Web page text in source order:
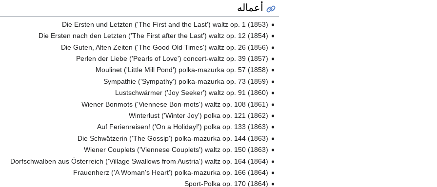
أعماله
Die Ersten und Letzten ('The First and the Last') waltz op. 1 (1853)
Die Ersten nach den Letzten ('The First after the Last') waltz op. 12 (1854)
Die Guten, Alten Zeiten ('The Good Old Times') waltz op. 26 (1856)
Perlen der Liebe ('Pearls of Love') concert-waltz op. 39 (1857)
Moulinet ('Little Mill Pond') polka-mazurka op. 57 (1858)
Sympathie ('Sympathy') polka-mazurka op. 73 (1859)
Lustschwärmer ('Joy Seeker') waltz op. 91 (1860)
Wiener Bonmots ('Viennese Bon-mots') waltz op. 108 (1861)
Winterlust ('Winter Joy') polka op. 121 (1862)
Auf Ferienreisen! ('On a Holiday!') polka op. 133 (1863)
Die Schwätzerin ('The Gossip') polka-mazurka op. 144 (1863)
Wiener Couplets ('Viennese Couplets') waltz op. 150 (1863)
Dorfschwalben aus Österreich ('Village Swallows from Austria') waltz op. 164 (1864)
Frauenherz ('A Woman's Heart') polka-mazurka op. 166 (1864)
Sport-Polka op. 170 (1864)